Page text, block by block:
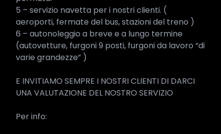
5 – servizio navetta per i nostri clienti. (
aeroporti, fermate del bus, stazioni del treno )
6 – autonoleggio a breve e a lungo termine
(autovetture, furgoni 9 posti, furgoni da lavoro “di
varie grandezze” )
E INVITIAMO SEMPRE I NOSTRI CLIENTI DI DARCI
UNA VALUTAZIONE DEL NOSTRO SERVIZIO
Per info: